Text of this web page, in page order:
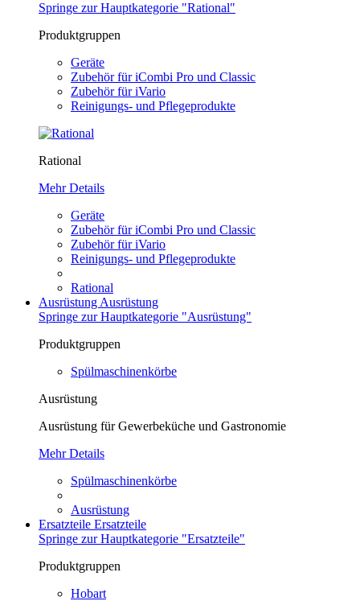
Springe zur Hauptkategorie "Rational"
Produktgruppen
Geräte
Zubehör für iCombi Pro und Classic
Zubehör für iVario
Reinigungs- und Pflegeprodukte
Rational
Mehr Details
Geräte
Zubehör für iCombi Pro und Classic
Zubehör für iVario
Reinigungs- und Pflegeprodukte
Rational
Ausrüstung Ausrüstung
Springe zur Hauptkategorie "Ausrüstung"
Produktgruppen
Spülmaschinenkörbe
Ausrüstung
Ausrüstung für Gewerbeküche und Gastronomie
Mehr Details
Spülmaschinenkörbe
Ausrüstung
Ersatzteile Ersatzteile
Springe zur Hauptkategorie "Ersatzteile"
Produktgruppen
Hobart